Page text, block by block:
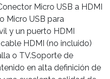
Micro USB a HDMI
Micro USB para
y un puerto HDMI
HDMI (no incluido)
o TV.Soporte de
en alta definición de